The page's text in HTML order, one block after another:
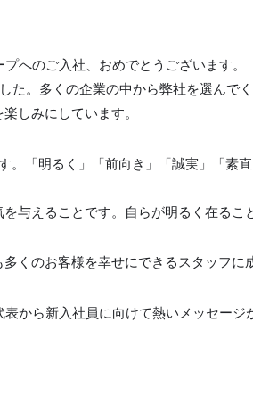
へのご入社、おめでとうございます。
た。多くの企業の中から弊社を選んで
しみにしています。
「明るく」「前向き」「誠実」「素
与えることです。自らが明るく在るこ
くのお客様を幸せにできるスタッフに
から新入社員に向けて熱いメッセージ